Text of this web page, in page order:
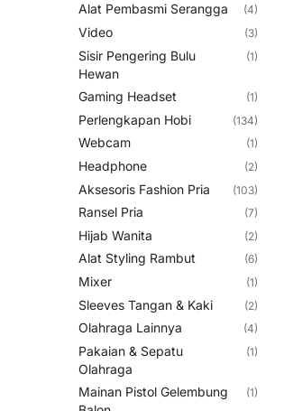
Alat Pembasmi Serangga (4)
Video (3)
Sisir Pengering Bulu
Hewan
(1)
Gaming Headset (1)
Perlengkapan Hobi (134)
Webcam (1)
Headphone (2)
Aksesoris Fashion Pria (103)
Ransel Pria (7)
Hijab Wanita (2)
Alat Styling Rambut (6)
Mixer (1)
Sleeves Tangan & Kaki (2)
Olahraga Lainnya (4)
Pakaian & Sepatu
Olahraga
(1)
Mainan Pistol Gelembung
(1)